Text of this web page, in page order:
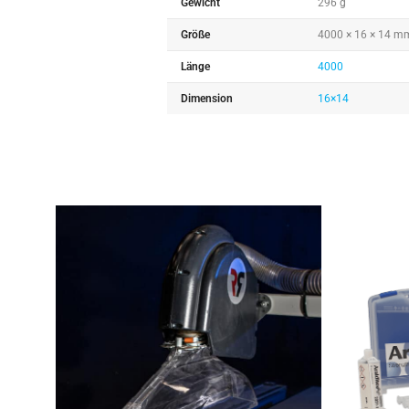
Gewicht 296 g
Größe 4000 × 16 × 14
Länge 4000
Dimension 16×14